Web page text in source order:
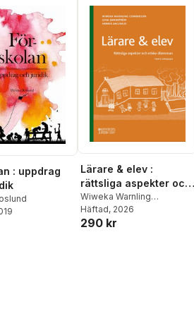
: uppdrag
Lärare & elev :
rättsliga aspekter och
etiska dilemman
Wiweka Warnling
Conradson,Lena
Sandström
Häftad, 2026
290 kr